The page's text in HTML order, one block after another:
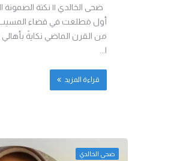
ضحى الخالدي || نكتة الصمونة
أول مَطلعت في قضاء المسيب
من القرن الماضي نكايةً
ا...
قراءة المزيد
ضحى الخالدي